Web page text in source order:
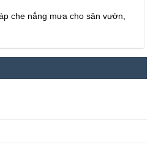
che nắng mưa cho sân vườn,